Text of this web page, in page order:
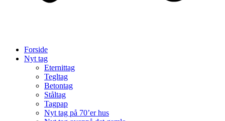
Forside
Nyt tag
Eternittag
Tegltag
Betontag
Ståltag
Tagpap
Nyt tag på 70’er hus